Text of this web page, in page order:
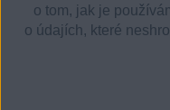
o tom, jak je
o údajích, které